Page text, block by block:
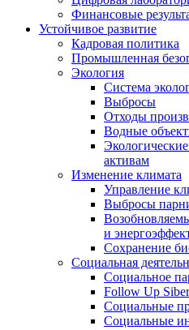
Финансовые
Устойчивое развитие
Кадровая политика
Промышленная
Экология
Система
Выбросы
Отходы
Водные
активам
Изменение климата
Управление
Выбросы
и
Сохранение
Социальная
Социальное
Follow Up
Социальные
Социальные